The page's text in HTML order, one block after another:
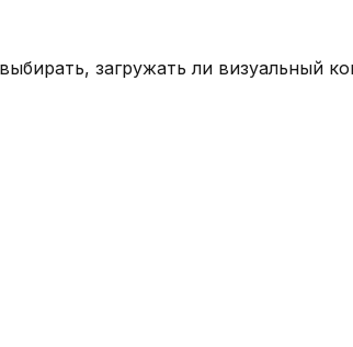
загружать ли визуальный